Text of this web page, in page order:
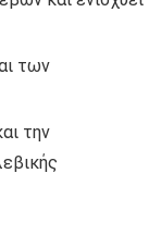
των
την